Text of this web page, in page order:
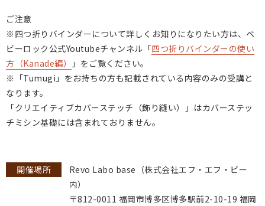
ご注意
※四つ折りバインダーについて詳しくお知りになりたい方は、ベ
ビーロック公式Youtubeチャンネル「四つ折りバインダーの使い
方（Kanade編）
」をご覧ください。
※「Tumugi」をお持ちの方も記載されている内容のみの受講と
なります。
「クリエイティブカバーステッチ（飾り縫い）」はカバーステッ
チミシン基礎には含まれておりません。
開催場所
Revo Labo base（株式会社エフ・エフ・ビー
内）
〒812-0011 福岡市博多区博多駅前2-10-19 福岡